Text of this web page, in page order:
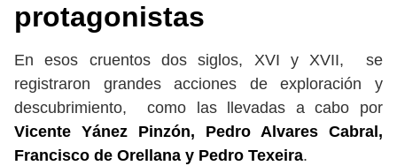
protagonistas
En esos cruentos dos siglos, XVI y XVII, se
registraron grandes acciones de exploración y
descubrimiento, como las llevadas a cabo por
Vicente Yánez Pinzón, Pedro Alvares Cabral,
Francisco de Orellana y Pedro Texeira.